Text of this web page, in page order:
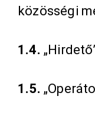
közösségi
1.4.
1.5.